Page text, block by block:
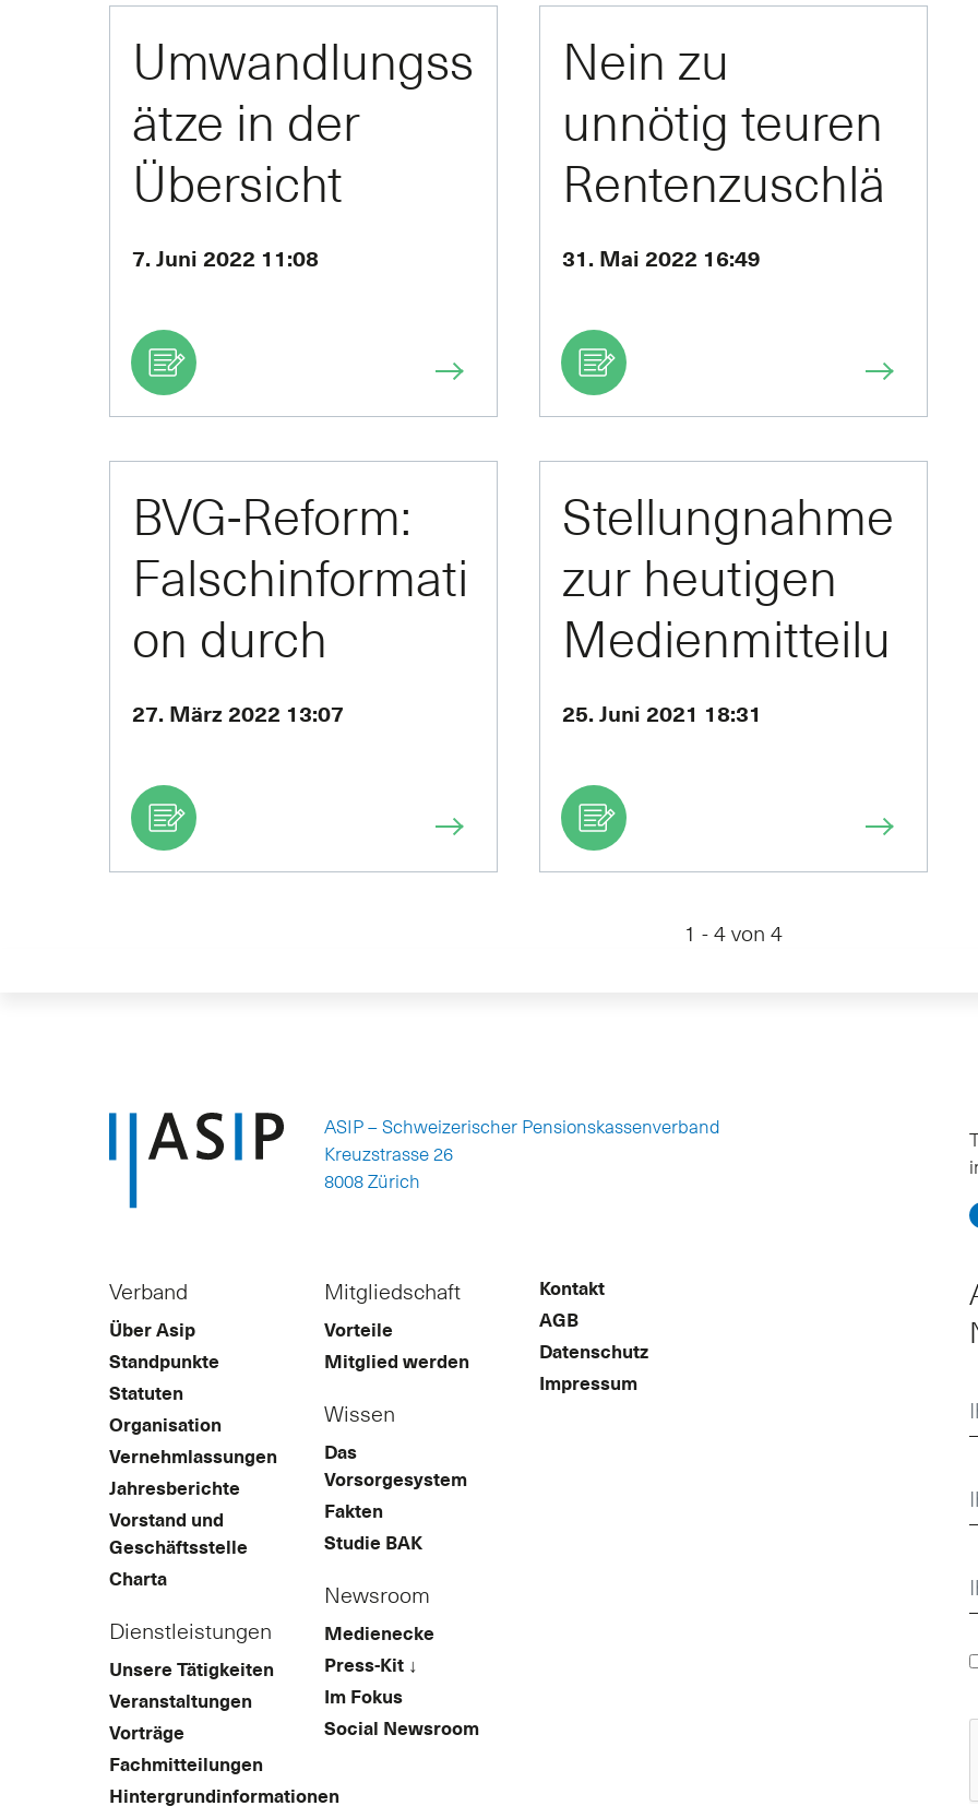
Umwandlungss
ätze in der
Übersicht
7. Juni 2022 11:08
Nein zu
unnötig teuren
Rentenzuschlä
gen
31. Mai 2022 16:49
BVG-Reform:
Falschinformati
on durch
Halbwahrheit
27. März 2022 13:07
Stellungnahme
zur heutigen
Medienmitteilu
ng
n …
25. Juni 2021 18:31
1 - 4 von 4
ASIP – Schweizerischer Pensionskassenverband
Kreuzstrasse 26
8008 Zürich
Verband
Über Asip
Standpunkte
Statuten
Organisation
Vernehmlassungen
Jahresberichte
Vorstand und
Geschäftsstelle
Charta
Dienstleistungen
Unsere Tätigkeiten
Veranstaltungen
Vorträge
Fachmitteilungen
Hintergrundinformationen
Mitgliedschaft
Vorteile
Mitglied werden
Wissen
Das
Vorsorgesystem
Fakten
Studie BAK
Newsroom
Medienecke
Press-Kit ↓
Im Fokus
Social Newsroom
Kontakt
AGB
Datenschutz
Impressum